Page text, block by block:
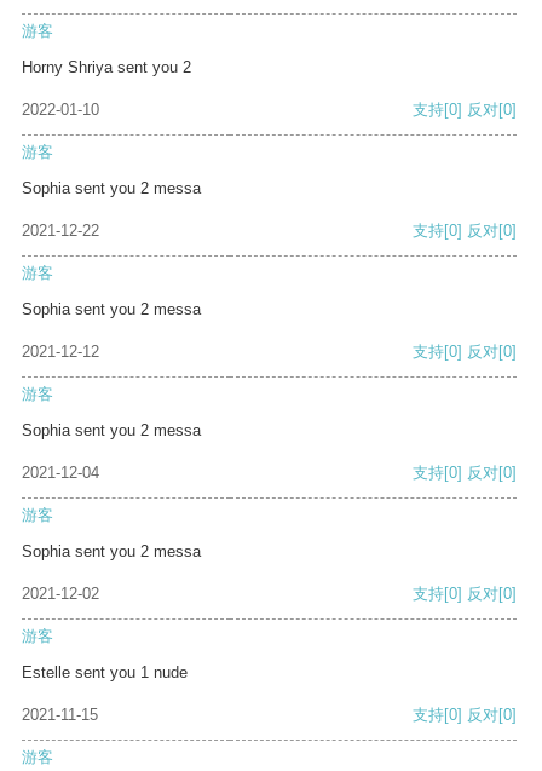
游客
Horny Shriya sent you 2
2022-01-10 支持[0] 反对[0]
游客
Sophia sent you 2 messa
2021-12-22 支持[0] 反对[0]
游客
Sophia sent you 2 messa
2021-12-12 支持[0] 反对[0]
游客
Sophia sent you 2 messa
2021-12-04 支持[0] 反对[0]
游客
Sophia sent you 2 messa
2021-12-02 支持[0] 反对[0]
游客
Estelle sent you 1 nude
2021-11-15 支持[0] 反对[0]
游客